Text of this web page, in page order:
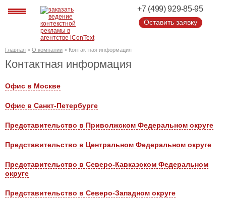
+7 (499) 929-85-95
Оставить заявку
Оставить заявку
Главная > О компании > Контактная информация
Контактная информация
Офис в Москве
Офис в Санкт-Петербурге
Представительство в Приволжском Федеральном округе
Представительство в Центральном Федеральном округе
Представительство в Северо-Кавказском Федеральном
округе
Представительство в Северо-Западном округе